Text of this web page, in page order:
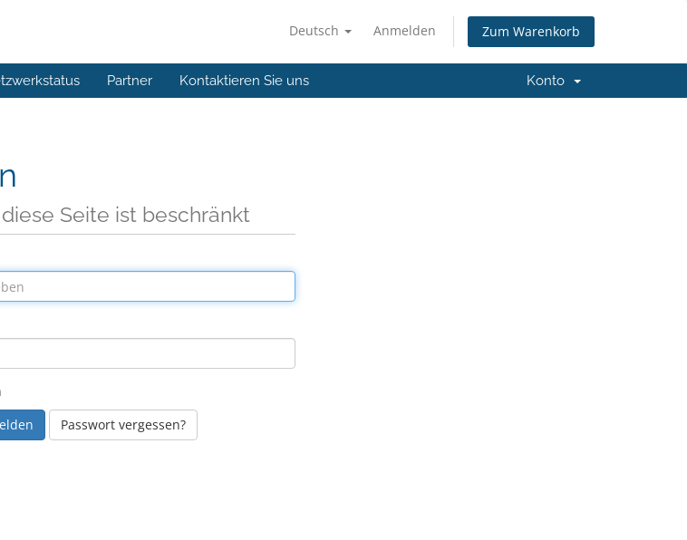
Deutsch Anmelden Zum Warenkorb
Partner Kontaktieren Sie uns Konto
Seite ist beschränkt
Passwort vergessen?